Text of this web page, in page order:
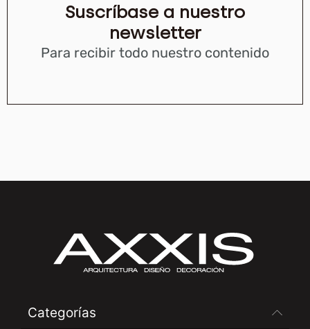
Suscríbase a nuestro
newsletter
Para recibir todo nuestro contenido
Categorías